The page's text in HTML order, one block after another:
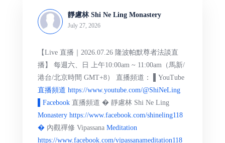
靜慮林 Shi Ne Ling Monastery
July 27, 2026
【Live 直播｜2026.07.26 隆波帕默尊者法談直
播】 每週六、日 上午10:00am ~ 11:00am（馬新/
港台/北京時間 GMT+8） 直播頻道： ▌YouTube
直播頻道 https://www.youtube.com/@ShiNeLing
▌Facebook 直播頻道 � 靜慮林 Shi Ne Ling
Monastery https://www.facebook.com/shineling118
� 內觀禪修 Vipassana Meditation
https://www.facebook.com/vipassanameditation118